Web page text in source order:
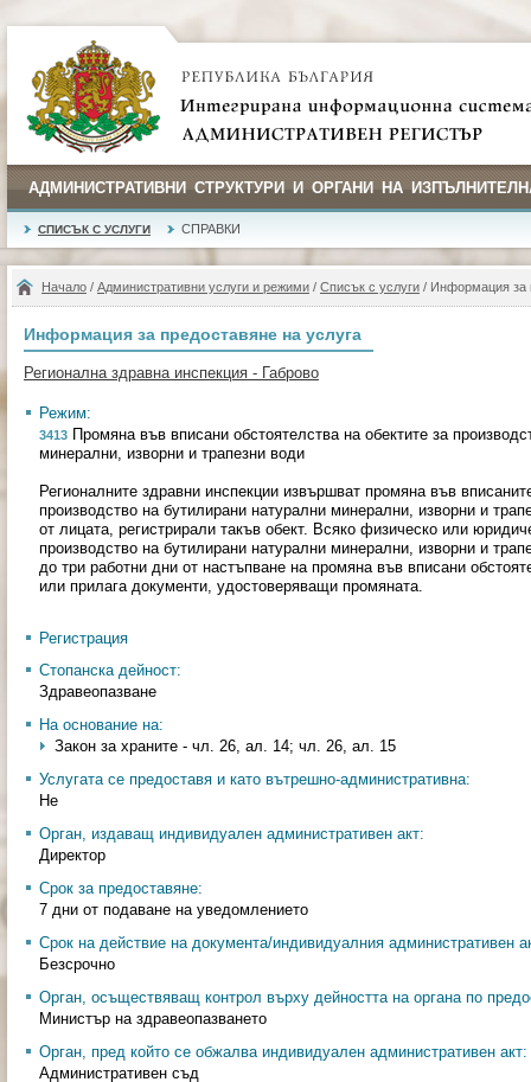
АДМИНИСТРАТИВНИ СТРУКТУРИ И ОРГАНИ НА
СПИСЪК С УСЛУГИ СПРАВКИ
Начало / Административни услуги и режими / Списък с услуги / Информация за
Информация за предоставяне на услуга
Регионална здравна инспекция - Габрово
Режим:
3413 Промяна във вписани обстоятелства на обектите за
минерални, изворни и трапезни води
Регионалните здравни инспекции извършват промяна във
производство на бутилирани натурални минерални, изворни и
от лицата, регистрирали такъв обект. Всяко физическо или
производство на бутилирани натурални минерални, изворни и
до три работни дни от настъпване на промяна във вписани
или прилага документи, удостоверяващи промяната.
Регистрация
Стопанска дейност:
Здравеопазване
На основание на:
Закон за храните - чл. 26, ал. 14; чл. 26, ал. 15
Услугата се предоставя и като вътрешно-административна:
Не
Орган, издаващ индивидуален административен акт:
Директор
Срок за предоставяне:
7 дни от подаване на уведомлението
Срок на действие на документа/индивидуалния административен
Безсрочно
Орган, осъществяващ контрол върху дейността на органа по
Министър на здравеопазването
Орган, пред който се обжалва индивидуален административен акт:
Административен съд